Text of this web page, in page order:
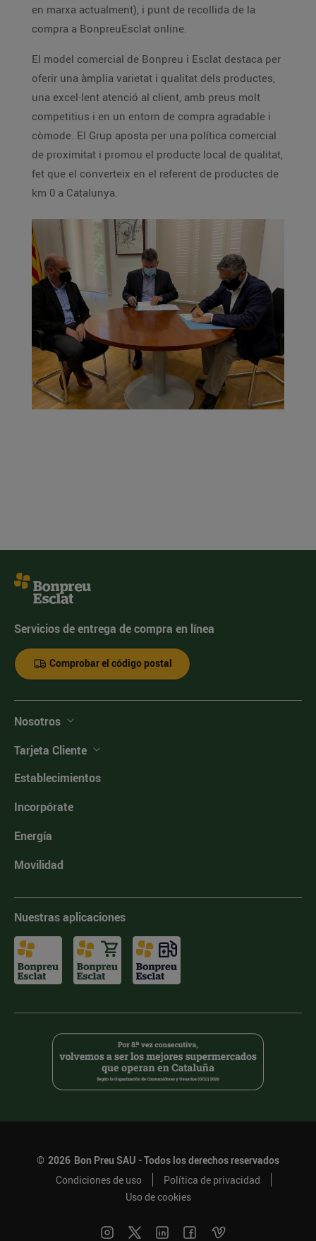
en marxa actualment), i punt de recollida de la
compra a BonpreuEsclat online.
El model comercial de Bonpreu i Esclat destaca per
oferir una àmplia varietat i qualitat dels productes,
una excel·lent atenció al client, amb preus molt
competitius i en un entorn de compra agradable i
còmode. El Grup aposta per una política comercial
de proximitat i promou el producte local de qualitat,
fet que el converteix en el referent de productes de
km 0 a Catalunya.
Servicios de entrega de compra en línea
Comprobar el código postal
Nosotros
Tarjeta Cliente
Establecimientos
Incorpórate
Energía
Movilidad
Nuestras aplicaciones
© 2026 Bon Preu SAU - Todos los derechos reservados
Condiciones de uso
Política de privacidad
Uso de cookies